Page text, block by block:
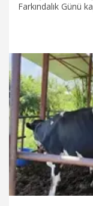
Farkındalık Günü
3.03.2026 Sağlık-